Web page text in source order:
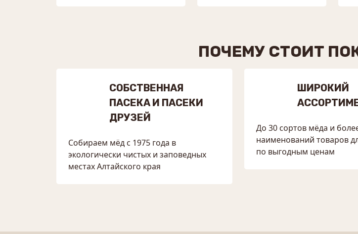
ПОЧЕМУ СТОИТ
СОБСТВЕННАЯ
ПАСЕКА И ПАСЕКИ
ДРУЗЕЙ
Собираем мёд с 1975 года в
экологически чистых и заповедных
местах Алтайского края
ШИРОКИЙ
До 30 сортов мёда и
наименований товаров
по выгодным ценам